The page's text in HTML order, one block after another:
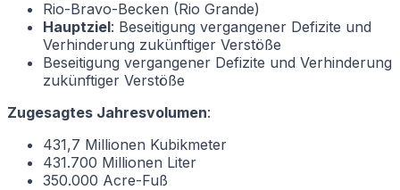
Rio-Bravo-Becken (Rio Grande)
Hauptziel: Beseitigung vergangener Defizite und
Verhinderung zukünftiger Verstöße
Beseitigung vergangener Defizite und Verhinderung
zukünftiger Verstöße
Zugesagtes Jahresvolumen:
431,7 Millionen Kubikmeter
431.700 Millionen Liter
350.000 Acre-Fuß